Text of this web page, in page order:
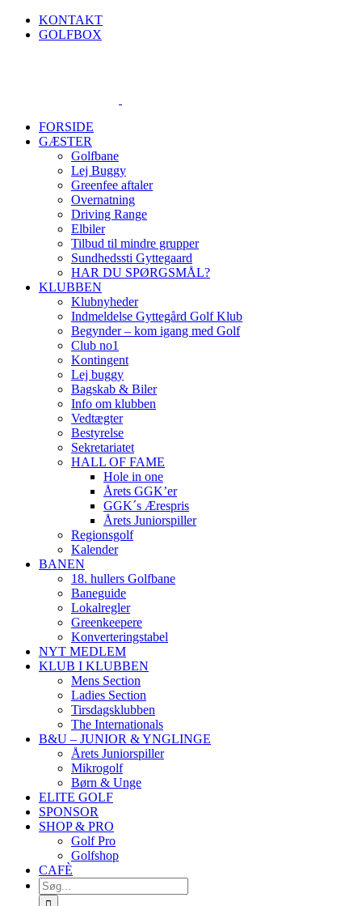
Skip
KONTAKT
GOLFBOX
FORSIDE
GÆSTER
Golfbane
Lej Buggy
Greenfee aftaler
Overnatning
Driving Range
Elbiler
Tilbud til mindre grupper
Sundhedssti Gyttegaard
HAR DU SPØRGSMÅL?
KLUBBEN
Klubnyheder
Indmeldelse Gyttegård Golf Klub
Begynder – kom igang med Golf
Club no1
Kontingent
Lej buggy
Bagskab & Biler
Info om klubben
Vedtægter
Bestyrelse
Sekretariatet
HALL OF FAME
Hole in one
Årets GGK’er
GGK´s Ærespris
Årets Juniorspiller
Regionsgolf
Kalender
BANEN
18. hullers Golfbane
Baneguide
Lokalregler
Greenkeepere
Konverteringstabel
NYT MEDLEM
KLUB I KLUBBEN
Mens Section
Ladies Section
Tirsdagsklubben
The Internationals
B&U – JUNIOR & YNGLINGE
Årets Juniorspiller
Mikrogolf
Børn & Unge
ELITE GOLF
SPONSOR
SHOP & PRO
Golf Pro
Golfshop
CAFÈ
Søg
efter: